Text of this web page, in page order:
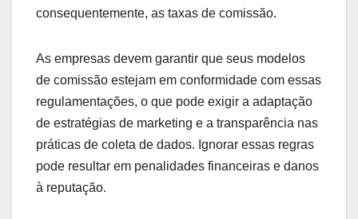
Por exemplo, uma empresa pode optar por um
onde os anunciantes pagam uma porcentagem
sobre as vendas geradas por anúncios
programáticos. Isso cria um incentivo para otimizar
campanhas e maximizar resultados.
Impacto das
regulamentações de